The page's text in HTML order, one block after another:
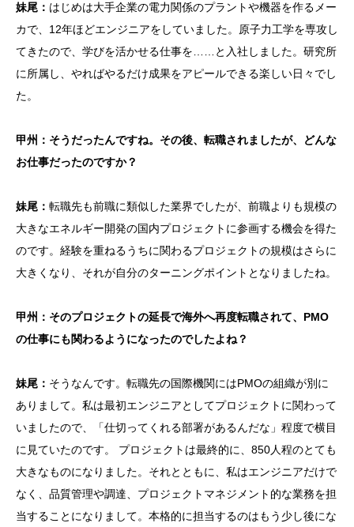
妹尾： はじめは大手企業の電力関係のプラントや機器を作るメー
カで、12年ほどエンジニアをしていました。原子力工学を専攻し
てきたので、学びを活かせる仕事を……と入社しました。研究所
に所属し、やればやるだけ成果をアピールできる楽しい日々でし
た。
甲州：そうだったんですね。その後、転職されましたが、どんな
お仕事だったのですか？
妹尾： 転職先も前職に類似した業界でしたが、前職よりも規模の
大きなエネルギー開発の国内プロジェクトに参画する機会を得た
のです。経験を重ねるうちに関わるプロジェクトの規模はさらに
大きくなり、それが自分のターニングポイントとなりましたね。
甲州：そのプロジェクトの延長で海外へ再度転職されて、PMO
の仕事にも関わるようになったのでしたよね？
妹尾： そうなんです。転職先の国際機関にはPMOの組織が別に
ありまして。私は最初エンジニアとしてプロジェクトに関わって
いましたので、「仕切ってくれる部署があるんだな」程度で横目
に見ていたのです。 プロジェクトは最終的に、850人程のとても
大きなものになりました。それとともに、私はエンジニアだけで
なく、品質管理や調達、プロジェクトマネジメント的な業務を担
当することになりまして。本格的に担当するのはもう少し後にな